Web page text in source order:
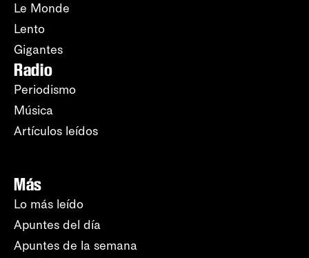
Le Monde
Lento
Gigantes
Radio
Periodismo
Música
Artículos leídos
Más
Lo más leído
Apuntes del día
Apuntes de la semana